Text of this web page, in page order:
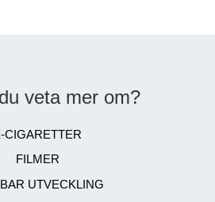
veta mer om?
CIGARETTER
FILMER
UTVECKLING